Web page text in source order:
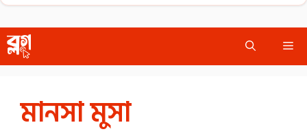
Skip
to
মানসা মুসা